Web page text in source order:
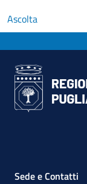
Ascolta
Sede e Contatti